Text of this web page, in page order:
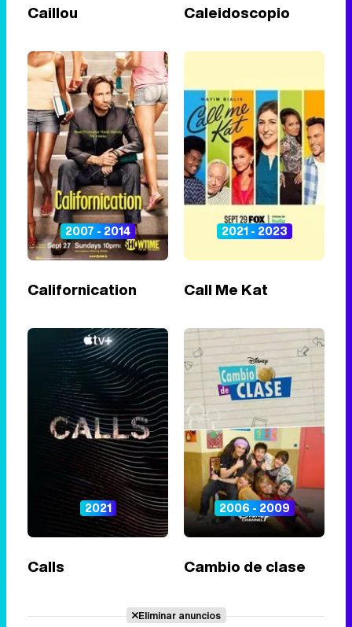
Caillou Caleidoscopio
2007 - 2014
Californication
2021 - 2023
Call Me Kat
2021
Calls
2006 - 2009
Cambio de clase
Eliminar anuncios